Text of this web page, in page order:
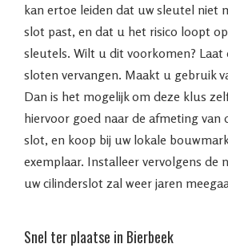
kan ertoe leiden dat uw sleutel niet
slot past, en dat u het risico loopt
sleutels. Wilt u dit voorkomen? Laat
sloten vervangen. Maakt u gebruik
Dan is het mogelijk om deze klus
hiervoor goed naar de afmeting van
slot, en koop bij uw lokale
exemplaar. Installeer vervolgens de
uw cilinderslot zal weer jaren
Snel ter plaatse in Bierbeek